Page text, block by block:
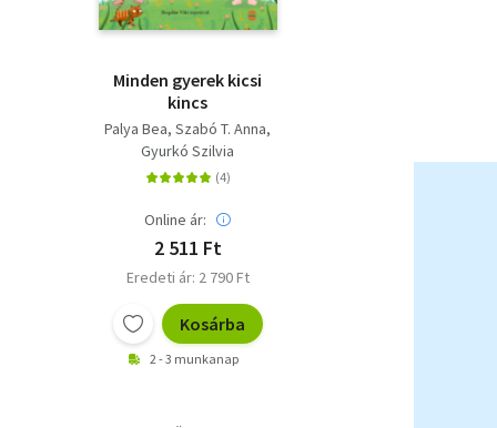
Minden gyerek kicsi
kincs
Palya Bea Szabó T. Anna
Gyurkó Szilvia
Online ár:
2 511 Ft
Eredeti ár: 2 790 Ft
Kosárba
2 - 3 munkanap